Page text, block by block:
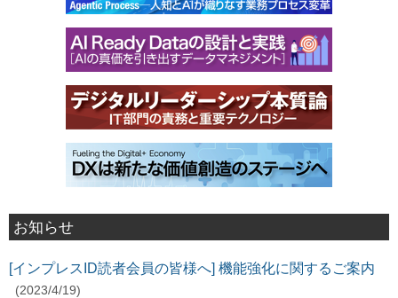
お知らせ
[インプレスID読者会員の皆様へ] 機能強化に関するご案内
(2023/4/19)